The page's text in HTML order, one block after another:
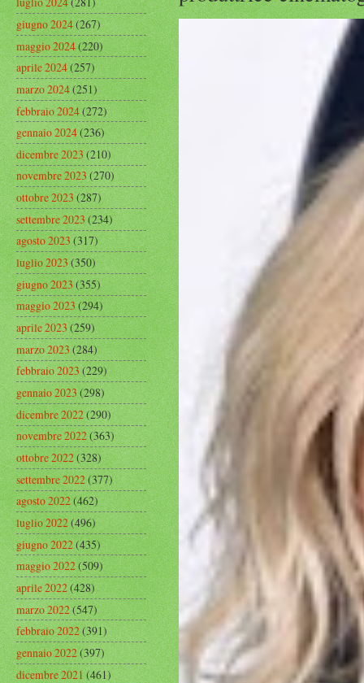
giugno 2024(267)
maggio 2024(220)
aprile 2024(257)
marzo 2024(251)
febbraio 2024(272)
gennaio 2024(236)
dicembre 2023(210)
novembre 2023(270)
ottobre 2023(287)
settembre 2023(234)
agosto 2023(317)
luglio 2023(350)
giugno 2023(355)
maggio 2023(294)
aprile 2023(259)
marzo 2023(284)
febbraio 2023(229)
gennaio 2023(298)
dicembre 2022(290)
novembre 2022(363)
ottobre 2022(328)
settembre 2022(377)
agosto 2022(462)
luglio 2022(496)
giugno 2022(435)
maggio 2022(509)
aprile 2022(428)
marzo 2022(547)
febbraio 2022(391)
gennaio 2022(397)
dicembre 2021(461)